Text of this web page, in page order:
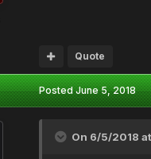
Quote
PostedJune 5, 2018
On 6/5/2018